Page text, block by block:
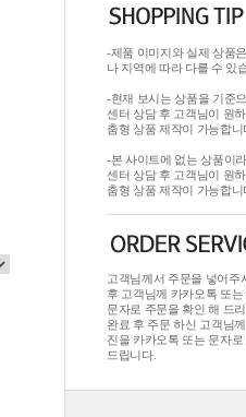
-제품 이미지와 실제 상품
나 지역에 따라 다를 수 있
-현재 보시는 상품을 기준
센터 상담 후 고객님이 원
춤형 상품 제작이 가능합니
-본 사이트에 없는 상품이
센터 상담 후 고객님이 원
춤형 상품 제작이 가능합니
고객님께서 주문을 넣어주
후 고객님께 카카오톡 또는
문자로 주문을 확인 해 드
완료 후 주문 하신 고객님
진을 카카오톡 또는 문자로
드립니다.